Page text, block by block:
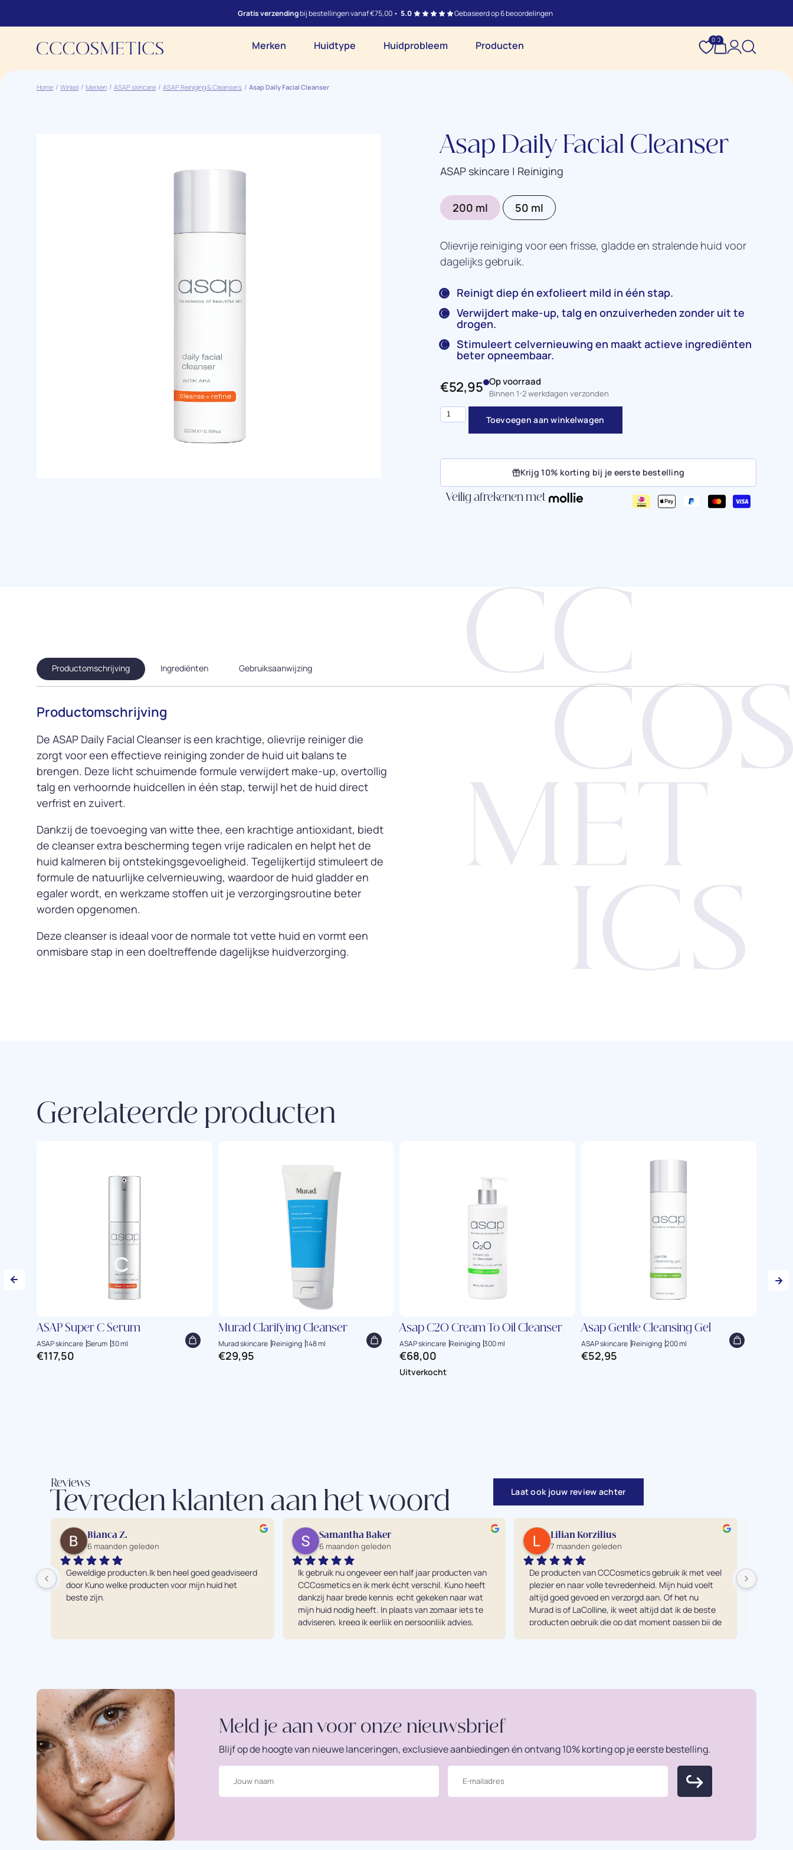
Gratis verzendingbij bestellingen vanaf €75,00 • 5.0 Gebaseerd op 6 beoordelingen
Merken Huidtype Huidprobleem Producten 0 0
Home Winkel Merken ASAP skincare ASAP Reiniging & Cleansers Asap Daily Facial Cleanser
Asap Daily Facial Cleanser
ASAP skincare | Reiniging
200 ml 50 ml
Olievrije reiniging voor een frisse, gladde en stralende huid voor
dagelijks gebruik.
Reinigt diep én exfolieert mild in één stap.
Verwijdert make-up, talg en onzuiverheden zonder uit te
drogen.
Stimuleert celvernieuwing en maakt actieve ingrediënten
beter opneembaar.
€52,95 Op voorraad
Binnen 1-2 werkdagen verzonden
Toevoegen aan winkelwagen
Krijg 10% korting bij je eerste bestelling
Veilig afrekenen met
Productomschrijving Ingrediënten Gebruiksaanwijzing
Productomschrijving
De ASAP Daily Facial Cleanser is een krachtige, olievrije reiniger die
zorgt voor een effectieve reiniging zonder de huid uit balans te
brengen. Deze licht schuimende formule verwijdert make-up, overtollig
talg en verhoornde huidcellen in één stap, terwijl het de huid direct
verfrist en zuivert.
Dankzij de toevoeging van witte thee, een krachtige antioxidant, biedt
de cleanser extra bescherming tegen vrije radicalen en helpt het de
huid kalmeren bij ontstekingsgevoeligheid. Tegelijkertijd stimuleert de
formule de natuurlijke celvernieuwing, waardoor de huid gladder en
egaler wordt, en werkzame stoffen uit je verzorgingsroutine beter
worden opgenomen.
Deze cleanser is ideaal voor de normale tot vette huid en vormt een
onmisbare stap in een doeltreffende dagelijkse huidverzorging.
Gerelateerde producten
ASAP Super C Serum
ASAP skincare Serum 30 ml
€117,50
Murad Clarifying Cleanser
Murad skincare Reiniging 148 ml
€29,95
Asap C2O Cream To Oil Cleanser
ASAP skincare Reiniging 300 ml
€68,00
Asap Gentle Cleansing Gel
ASAP skincare Reiniging 200 ml
€52,95
Reviews
Tevreden klanten aan het woord Laat ook jouw review achter
Bianca Z.
6 maanden geleden
Geweldige producten.Ik ben heel goed geadviseerd
door Kuno welke producten voor mijn huid het
beste zijn.
Samantha Baker
6 maanden geleden
Ik gebruik nu ongeveer een half jaar producten van
CCCosmetics en ik merk écht verschil. Kuno heeft
dankzij haar brede kennis  echt gekeken naar wat
mijn huid nodig heeft. In plaats van zomaar iets te
adviseren, kreeg ik eerlijk en persoonlijk advies,
Lilian Korzilius
7 maanden geleden
De producten van CCCosmetics gebruik ik met veel
plezier en naar volle tevredenheid. Mijn huid voelt
altijd goed gevoed en verzorgd aan. Of het nu
Murad is of LaColline, ik weet altijd dat ik de beste
producten gebruik die op dat moment passen bij de
Meld je aan voor onze nieuwsbrief
Blijf op de hoogte van nieuwe lanceringen, exclusieve aanbiedingen én ontvang 10% korting op je eerste bestelling.